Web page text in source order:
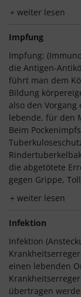
weiter lesen
Impfung
Impfung:
die Antigen-
führt man dem
Bildung
also den
lebende, für den
Beim
die abgetötete
gegen Grippe,
weiter lesen
Infektion
Infektion
einen lebenden
übertragen